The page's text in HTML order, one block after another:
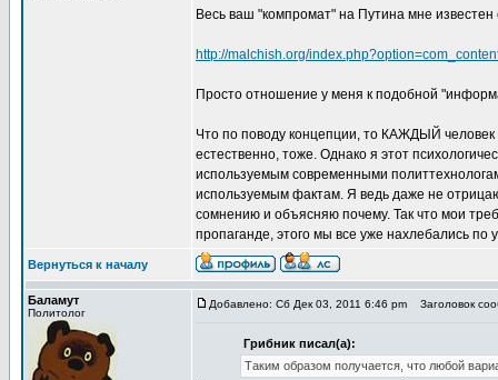
Весь ваш "компромат" на Путина мне
http://malchish.org/
Просто отношение у меня к подобной
Что по поводу концепции, то КАЖДЫЙ
естественно, тоже. Однако я этот
используемым современными
используемым фактам. Я ведь даже не
сомнению и объясняю почему. Так что мои
пропаганде, этого мы все уже нахлебались по
Вернуться к началу
Баламут
Политолог
Добавлено: Сб Дек 03, 2011 6:46 pm Заголовок
Грибник писал(а):
Таким образом получается, что любой